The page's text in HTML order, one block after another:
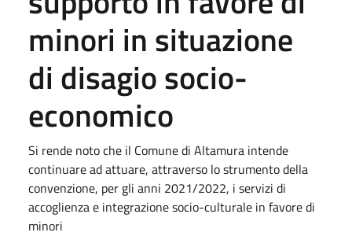
minori in situazione
di disagio socio-
economico
Si rende noto che il Comune di Altamura intende
continuare ad attuare, attraverso lo strumento della
convenzione, per gli anni 2021/2022, i servizi di
accoglienza e integrazione socio-culturale in favore di
minori